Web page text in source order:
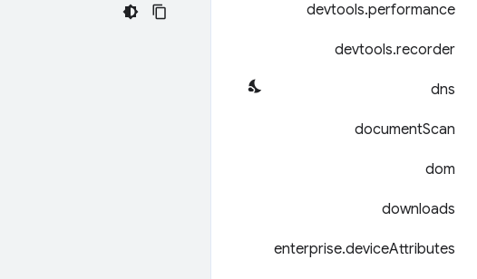
devtools.performance
devtools.recorder
dns
documentScan
dom
downloads
enterprise.deviceAttributes